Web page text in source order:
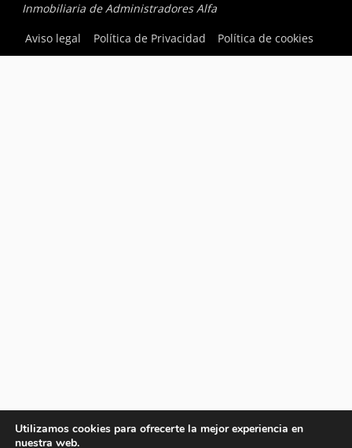
Inmobiliaria de Administradores Alfa
Aviso legal
Política de Privacidad Política de cookies
Utilizamos cookies para ofrecerte la mejor experiencia en
nuestra web.